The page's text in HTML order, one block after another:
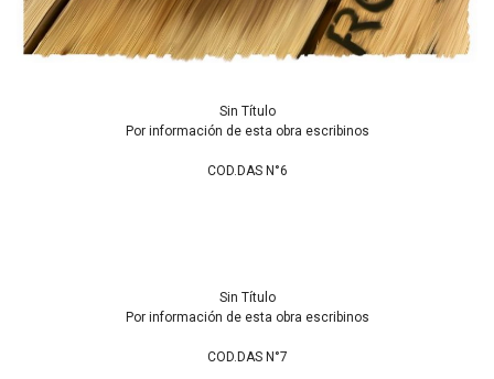
Sin Título
Por información de esta obra escribinos
COD.DAS N°6
Sin Título
Por información de esta obra escribinos
COD.DAS N°7